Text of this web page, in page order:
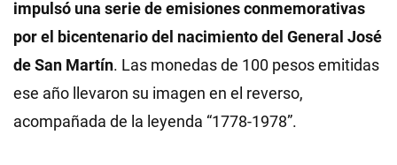
impulsó una serie de emisiones conmemorativas
por el bicentenario del nacimiento del General José
de San Martín. Las monedas de 100 pesos emitidas
ese año llevaron su imagen en el reverso,
acompañada de la leyenda “1778-1978”.